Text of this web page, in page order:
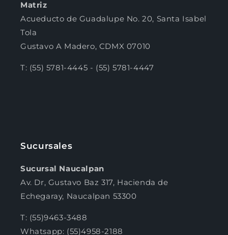
Matriz
Acueducto de Guadalupe No. 20, Santa Isabel
Tola
Gustavo A Madero, CDMX 07010
T: (55) 5781-4445 - (55) 5781-4447
Sucursales
Sucursal Naucalpan
Av. Dr, Gustavo Baz 317, Hacienda de
Echegaray, Naucalpan 53300
T: (55)9463-3488
Whatsapp: (55)4958-2188
¿Tienes dudas? Consulta nuestra